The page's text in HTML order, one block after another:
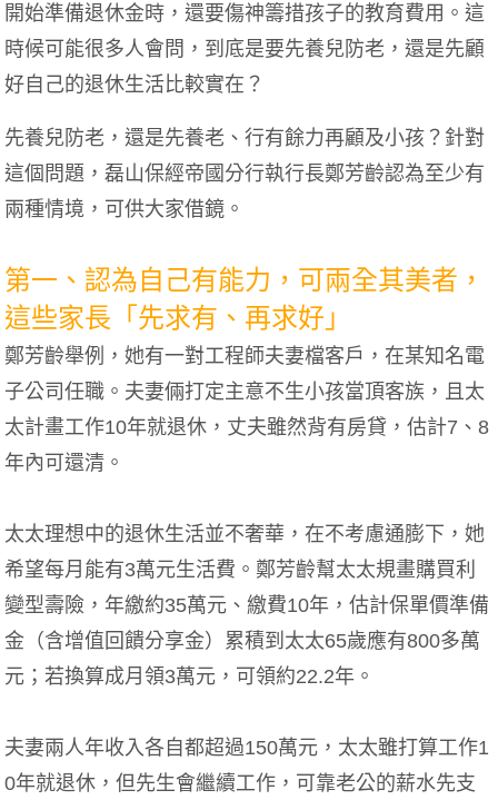
開始準備退休金時，還要傷神籌措孩子的教育費用。這
時候可能很多人會問，到底是要先養兒防老，還是先顧
好自己的退休生活比較實在？
先養兒防老，還是先養老、行有餘力再顧及小孩？針對
這個問題，磊山保經帝國分行執行長鄭芳齡認為至少有
兩種情境，可供大家借鏡。
第一、認為自己有能力，可兩全其美者，
這些家長「先求有、再求好」
鄭芳齡舉例，她有一對工程師夫妻檔客戶，在某知名電
子公司任職。夫妻倆打定主意不生小孩當頂客族，且太
太計畫工作10年就退休，丈夫雖然背有房貸，估計7、8
年內可還清。
太太理想中的退休生活並不奢華，在不考慮通膨下，她
希望每月能有3萬元生活費。鄭芳齡幫太太規畫購買利
變型壽險，年繳約35萬元、繳費10年，估計保單價準備
金（含增值回饋分享金）累積到太太65歲應有800多萬
元；若換算成月領3萬元，可領約22.2年。
夫妻兩人年收入各自都超過150萬元，太太雖打算工作1
0年就退休，但先生會繼續工作，可靠老公的薪水先支